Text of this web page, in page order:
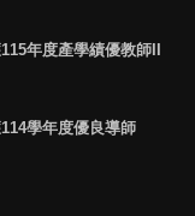
年度產學績優教師II
學年度優良導師